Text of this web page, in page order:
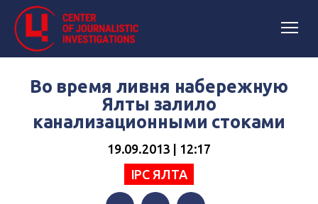
Во время ливня набережную
Ялты залило
канализационными стоками
19.09.2013 | 12:17
IPC ЯЛТА